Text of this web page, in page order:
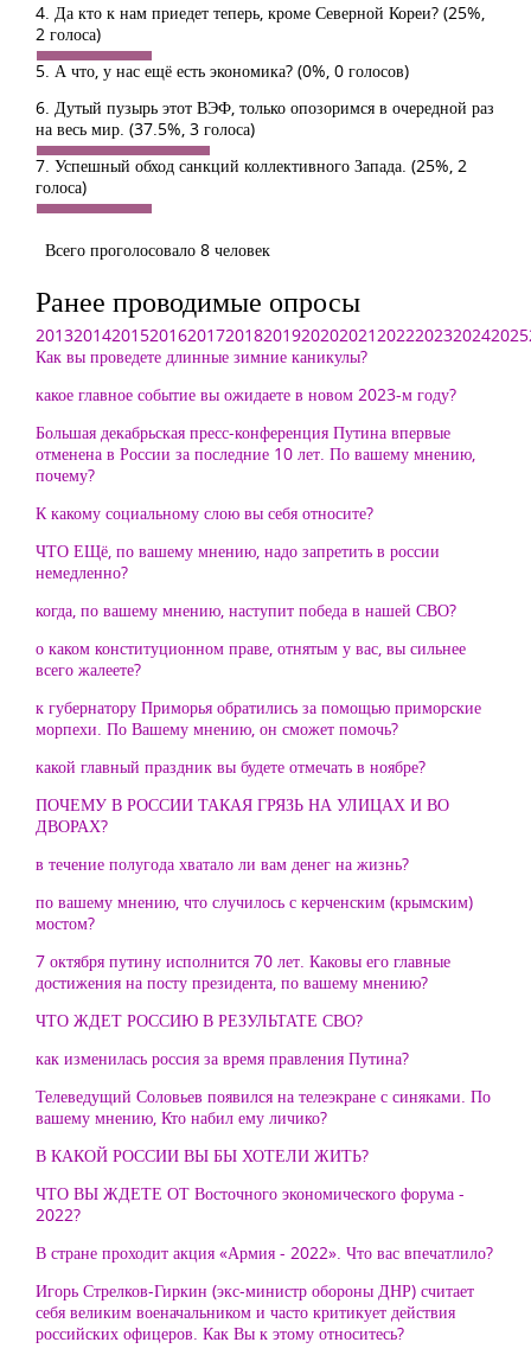
4. Да кто к нам приедет теперь, кроме Северной Кореи? (25%,
2 голоса)
5. А что, у нас ещё есть экономика? (0%, 0 голосов)
6. Дутый пузырь этот ВЭФ, только опозоримся в очередной раз
на весь мир. (37.5%, 3 голоса)
7. Успешный обход санкций коллективного Запада. (25%, 2
голоса)
Всего проголосовало 8 человек
Ранее проводимые опросы
2013201420152016201720182019202020212022202320242025
Как вы проведете длинные зимние каникулы?
какое главное событие вы ожидаете в новом 2023-м году?
Большая декабрьская пресс-конференция Путина впервые
отменена в России за последние 10 лет. По вашему мнению,
почему?
К какому социальному слою вы себя относите?
ЧТО ЕЩё, по вашему мнению, надо запретить в россии
немедленно?
когда, по вашему мнению, наступит победа в нашей СВО?
о каком конституционном праве, отнятым у вас, вы сильнее
всего жалеете?
к губернатору Приморья обратились за помощью приморские
морпехи. По Вашему мнению, он сможет помочь?
какой главный праздник вы будете отмечать в ноябре?
ПОЧЕМУ В РОССИИ ТАКАЯ ГРЯЗЬ НА УЛИЦАХ И ВО
ДВОРАХ?
в течение полугода хватало ли вам денег на жизнь?
по вашему мнению, что случилось с керченским (крымским)
мостом?
7 октября путину исполнится 70 лет. Каковы его главные
достижения на посту президента, по вашему мнению?
ЧТО ЖДЕТ РОССИЮ В РЕЗУЛЬТАТЕ СВО?
как изменилась россия за время правления Путина?
Телеведущий Соловьев появился на телеэкране с синяками. По
вашему мнению, Кто набил ему личико?
В КАКОЙ РОССИИ ВЫ БЫ ХОТЕЛИ ЖИТЬ?
ЧТО ВЫ ЖДЕТЕ ОТ Восточного экономического форума -
2022?
В стране проходит акция «Армия - 2022». Что вас впечатлило?
Игорь Стрелков-Гиркин (экс-министр обороны ДНР) считает
себя великим военачальником и часто критикует действия
российских офицеров. Как Вы к этому относитесь?